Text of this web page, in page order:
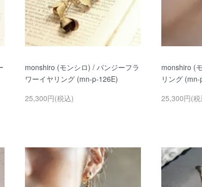
monshiro (モンシロ) / パンジーフラ
ワーイヤリング (mn-p-126E)
25,300円(税込)
monshiro (
リング
25,300円(税